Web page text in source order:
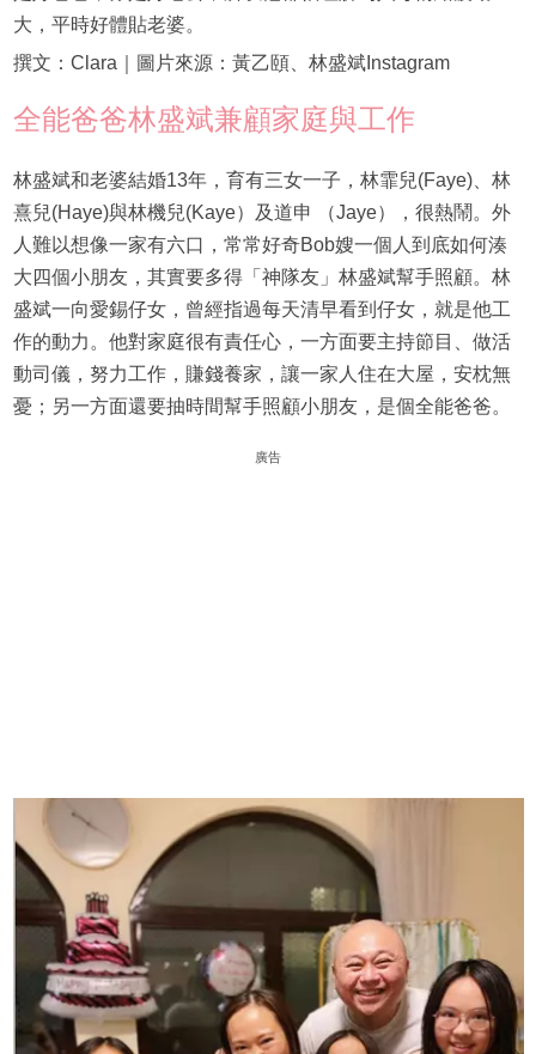
大，平時好體貼老婆。
撰文：Clara｜圖片來源：黃乙頤、林盛斌Instagram
全能爸爸林盛斌兼顧家庭與工作
林盛斌和老婆結婚13年，育有三女一子，林霏兒(Faye)、林
熹兒(Haye)與林機兒(Kaye）及道申 （Jaye），很熱鬧。外
人難以想像一家有六口，常常好奇Bob嫂一個人到底如何湊
大四個小朋友，其實要多得「神隊友」林盛斌幫手照顧。林
盛斌一向愛錫仔女，曾經指過每天清早看到仔女，就是他工
作的動力。他對家庭很有責任心，一方面要主持節目、做活
動司儀，努力工作，賺錢養家，讓一家人住在大屋，安枕無
憂；另一方面還要抽時間幫手照顧小朋友，是個全能爸爸。
廣告